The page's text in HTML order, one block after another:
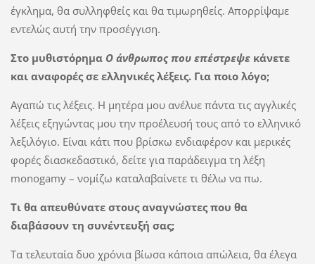
έγκλημα, θα συλληφθείς και θα τιμωρηθείς. Απορρίψαμε
εντελώς αυτή την προσέγγιση.
Στο μυθιστόρημα Ο άνθρωπος που επέστρεψεκάνετε
και αναφορές σε ελληνικές λέξεις. Για ποιο λόγο;
Αγαπώ τις λέξεις. Η μητέρα μου ανέλυε πάντα τις αγγλικές
λέξεις εξηγώντας μου την προέλευσή τους από το ελληνικό
λεξιλόγιο. Είναι κάτι που βρίσκω ενδιαφέρον και μερικές
φορές διασκεδαστικό, δείτε για παράδειγμα τη λέξη
monogamy – νομίζω καταλαβαίνετε τι θέλω να πω.
Τι θα απευθύνατε στους αναγνώστες που θα
διαβάσουν τη συνέντευξή σας;
Τα τελευταία δυο χρόνια βίωσα κάποια απώλεια, θα έλεγα